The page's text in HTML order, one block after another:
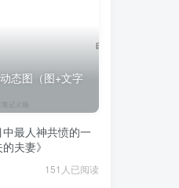
态图（图+文字
中最人神共愤的一
夫妻》
151人已阅读